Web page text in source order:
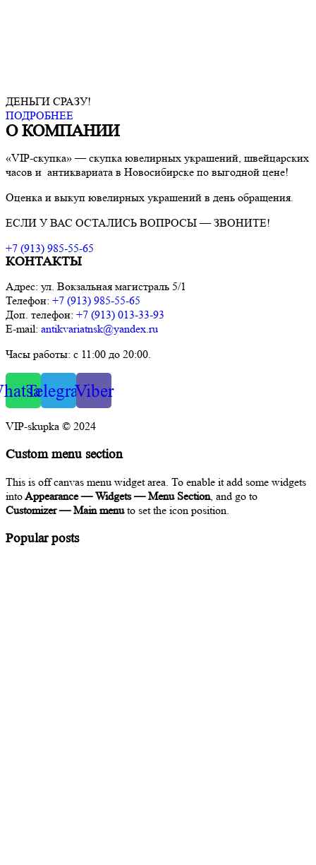
ДЕНЬГИ СРАЗУ!
ПОДРОБНЕЕ
О КОМПАНИИ
«VIP-скупка» — скупка ювелирных украшений, швейцарских
часов и антиквариата в Новосибирске по выгодной цене!
Оценка и выкуп ювелирных украшений в день обращения.
ЕСЛИ У ВАС ОСТАЛИСЬ ВОПРОСЫ — ЗВОНИТЕ!
+7 (913) 985-55-65
КОНТАКТЫ
Адрес: ул. Вокзальная магистраль 5/1
Телефон: +7 (913) 985-55-65
Доп. телефон: +7 (913) 013-33-93
E-mail: antikvariatnsk@yandex.ru
Часы работы: с 11:00 до 20:00.
TelegramViber
VIP-skupka © 2024
Custom menu section
This is off canvas menu widget area. To enable it add some widgets
intoAppearance — Widgets — Menu Section, and go to
Customizer — Main menuto set the icon position.
Popular posts